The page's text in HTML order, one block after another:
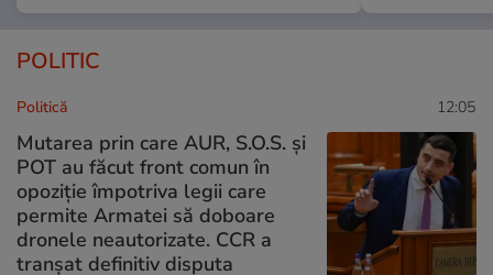
POLITIC
Politică 12:05
Mutarea prin care AUR, S.O.S. și
POT au făcut front comun în
opoziție împotriva legii care
permite Armatei să doboare
dronele neautorizate. CCR a
tranșat definitiv disputa